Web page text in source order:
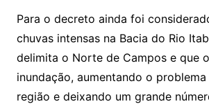
Para o decreto ainda foi
chuvas intensas na Bacia do Rio
delimita o Norte de Campos e que
inundação, aumentando o
região e deixando um grande